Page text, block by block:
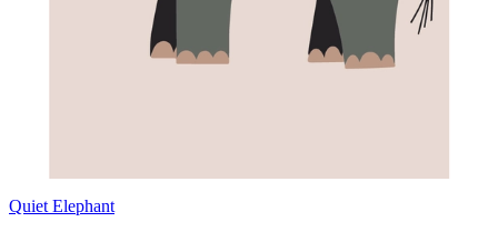
Quiet Elephant